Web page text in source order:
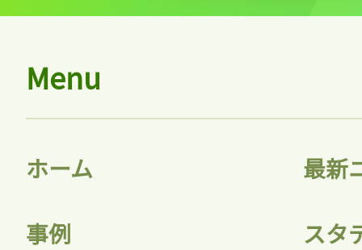
ログインが必
Menu
ホーム 最新
事例 スタ